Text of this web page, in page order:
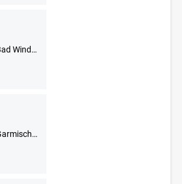
Bad Windsheim, Erlangen, Neustadt an der Aisch, Nürnberg, Uffenheim
Garmisch-Partenkirchen, München, Starnberg, Weilheim in Oberbayern